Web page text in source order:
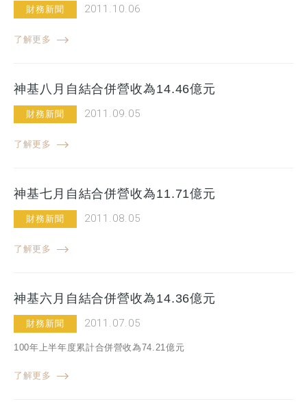
財務新聞 2011.10.06
了解更多
神基八月自結合併營收為14.46億元
財務新聞 2011.09.05
了解更多
神基七月自結合併營收為11.71億元
財務新聞 2011.08.05
了解更多
神基六月自結合併營收為14.36億元
財務新聞 2011.07.05
100年上半年度累計合併營收為74.21億元
了解更多